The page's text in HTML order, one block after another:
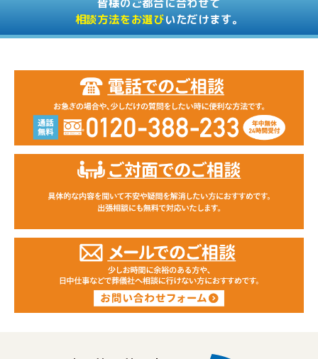
相談方法をお選びいただけます。